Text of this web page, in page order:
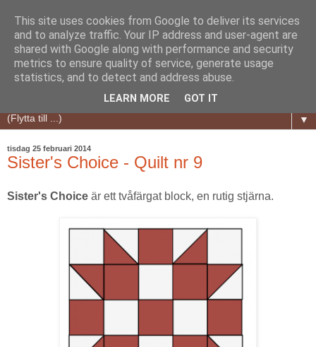
▼
tisdag 25 februari 2014
Sister's Choice - Quilt nr 9
Sister's Choice är ett tvåfärgat block, en rutig stjärna.
This site uses cookies from Google to deliver its services
and to analyze traffic. Your IP address and user-agent are
shared with Google along with performance and security
metrics to ensure quality of service, generate usage
statistics, and to detect and address abuse.
LEARN MORE GOT IT